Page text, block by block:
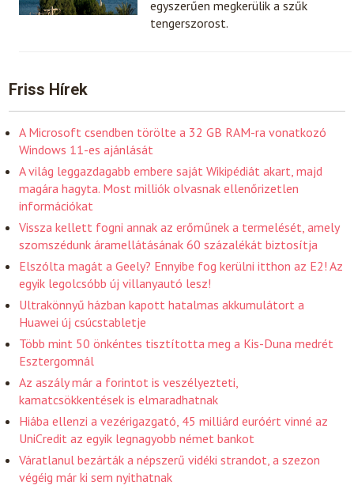
egyszerűen megkerülik a szűk
tengerszorost.
Friss Hírek
A Microsoft csendben törölte a 32 GB RAM-ra vonatkozó
Windows 11-es ajánlását
A világ leggazdagabb embere saját Wikipédiát akart, majd
magára hagyta. Most milliók olvasnak ellenőrizetlen
információkat
Vissza kellett fogni annak az erőműnek a termelését, amely
szomszédunk áramellátásának 60 százalékát biztosítja
Elszólta magát a Geely? Ennyibe fog kerülni itthon az E2! Az
egyik legolcsóbb új villanyautó lesz!
Ultrakönnyű házban kapott hatalmas akkumulátort a
Huawei új csúcstabletje
Több mint 50 önkéntes tisztította meg a Kis-Duna medrét
Esztergomnál
Az aszály már a forintot is veszélyezteti,
kamatcsökkentések is elmaradhatnak
Hiába ellenzi a vezérigazgató, 45 milliárd euróért vinné az
UniCredit az egyik legnagyobb német bankot
Váratlanul bezárták a népszerű vidéki strandot, a szezon
végéig már ki sem nyithatnak